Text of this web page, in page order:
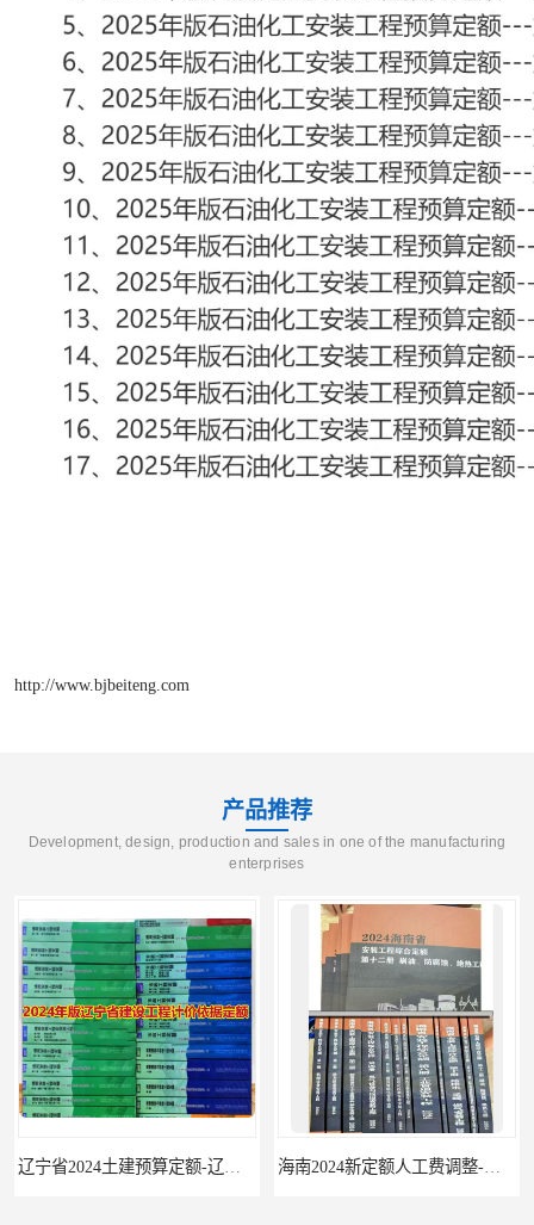
http://www.bjbeiteng.com
产品推荐
Development, design, production and sales in one of the manufacturing
enterprises
辽宁省2024土建预算定额-辽宁安装预算定额-辽宁通风空调安装定额 海南2024新定额人工费调整-海南2024版安装定额-海南2024房屋建筑定额-海南定额